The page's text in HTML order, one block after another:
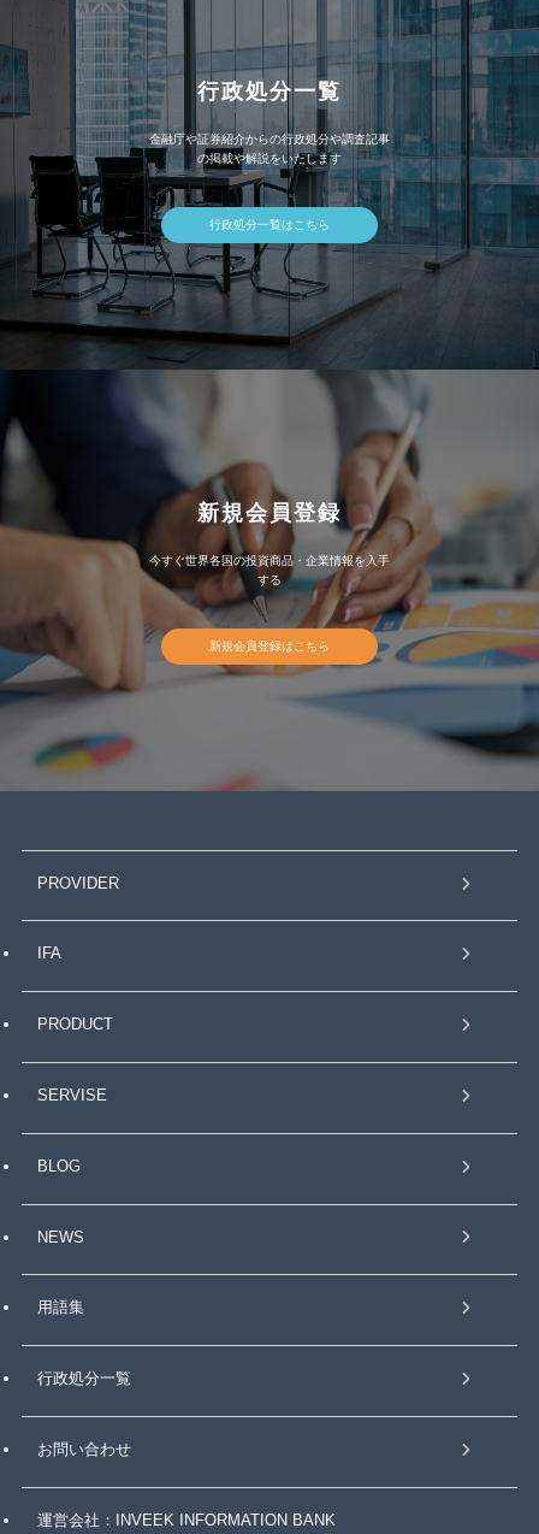
行政処分一覧
金融庁や証券紹介からの行政処分や調査記事
の掲載や解説をいたします
行政処分一覧はこちら
新規会員登録
今すぐ世界各国の投資商品・企業情報を入手
する
新規会員登録はこちら
PROVIDER
IFA
PRODUCT
SERVISE
BLOG
NEWS
用語集
行政処分一覧
お問い合わせ
運営会社：INVEEK INFORMATION BANK